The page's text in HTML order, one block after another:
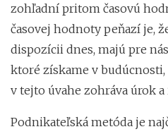
zohľadní pritom časovú
časovej hodnoty peňazí je,
dispozícii dnes, majú pre
ktoré získame v
v tejto úvahe zohráva úrok a
Podnikateľská metóda je